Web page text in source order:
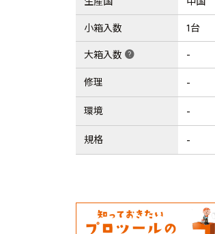
小箱入数 1台
大箱入数 help -
修理 -
環境 -
規格 -